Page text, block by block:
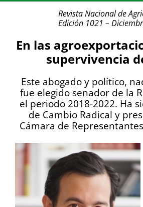
Revista Nacional de
Edición 1021 –
En las
supervivencia
Este abogado y político,
fue elegido senador de la
el periodo 2018-2022. Ha
de Cambio Radical y
Cámara de